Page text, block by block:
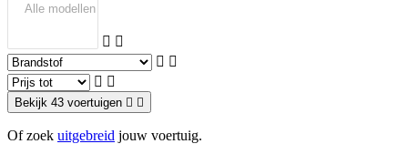
Bekijk 43 voertuigen
Of zoek uitgebreid jouw voertuig.